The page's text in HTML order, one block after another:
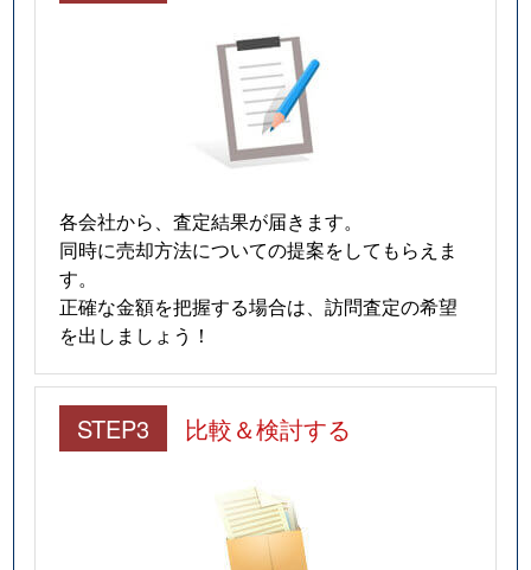
各会社から、査定結果が届きます。
同時に売却方法についての提案をしてもらえま
す。
正確な金額を把握する場合は、訪問査定の希望
を出しましょう！
STEP3 比較＆検討する